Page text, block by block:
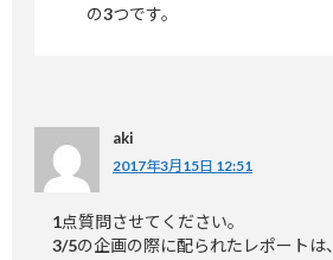
の3つです。
aki
2017年3月15日 12:51
1点質問させてください。
3/5の企画の際に配られたレポート